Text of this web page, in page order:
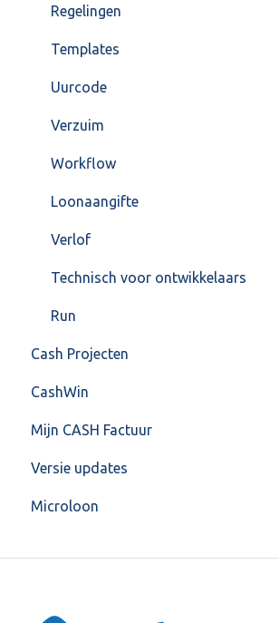
Regelingen
Templates
Uurcode
Verzuim
Workflow
Loonaangifte
Verlof
Technisch voor ontwikkelaars
Run
Cash Projecten
CashWin
Overig
Mijn CASH Factuur
Facturatie Loonportal( CASH Lonen)
Mijn CASH factuur
Versie updates
CashWeb updates 2025
Microloon